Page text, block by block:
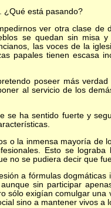
está pasando?
ver otra clase de
se quedan sin misa
las voces de la
papales tienen escasa
poseer más verdad
al servicio de los
ha sentido fuerte y
la inmensa mayoría de
Esto se
no se pudiera decir que
a fórmulas dogmáticas
sin participar
sólo exigían comulgar
sino a mantener vivos a